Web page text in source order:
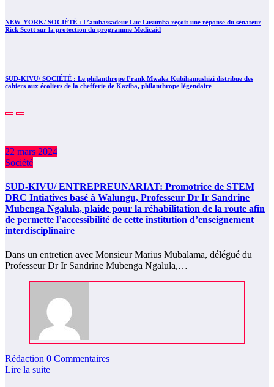
NEW-YORK/ SOCIÉTÉ : L’ambassadeur Luc Lusumba reçoit une réponse du sénateur
Rick Scott sur la protection du programme Medicaid
SUD-KIVU/ SOCIÉTÉ : Le philanthrope Frank Mwaka Kubihamushizi distribue des
cahiers aux écoliers de la chefferie de Kaziba, philanthrope légendaire
22 mars 2024
Société
SUD-KIVU/ ENTREPREUNARIAT: Promotrice de STEM
DRC Intiatives basé à Walungu, Professeur Dr Ir Sandrine
Mubenga Ngalula, plaide pour la réhabilitation de la route afin
de permette l’accessibilité de cette institution d’enseignement
interdisciplinaire
Dans un entretien avec Monsieur Marius Mubalama, délégué du
Professeur Dr Ir Sandrine Mubenga Ngalula,…
Rédaction 0 Commentaires
Lire la suite